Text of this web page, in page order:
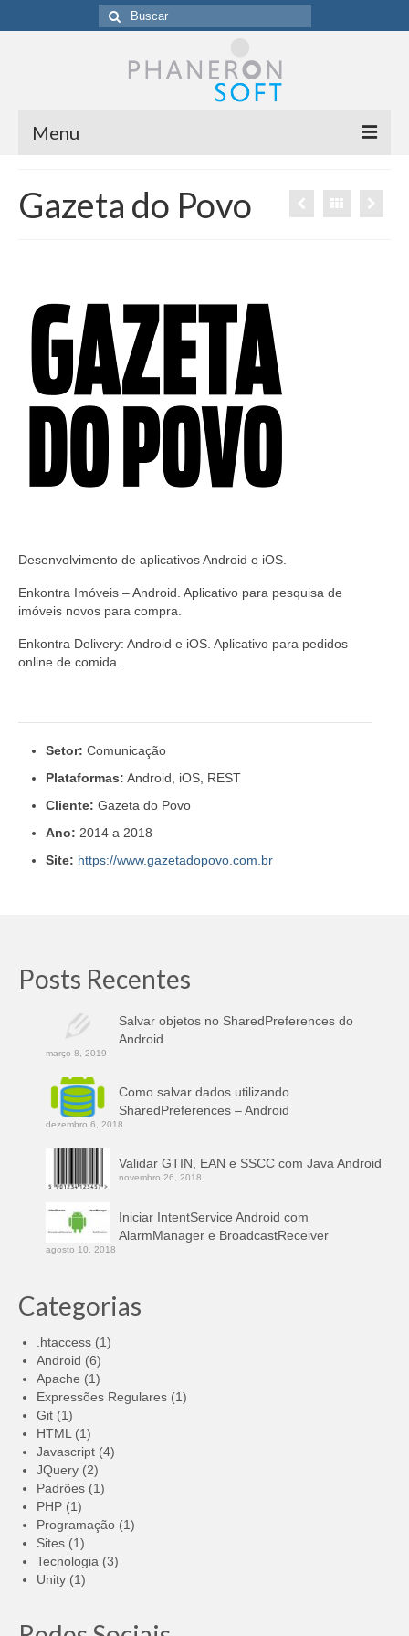
Buscar
por:
Menu
Sobre a Phaneronsoft
Contato
Gazeta do Povo
Desenvolvimento de aplicativos Android e iOS.
Enkontra Imóveis – Android. Aplicativo para pesquisa de
imóveis novos para compra.
Enkontra Delivery: Android e iOS. Aplicativo para pedidos
online de comida.
Setor: Comunicação
Plataformas: Android, iOS, REST
Cliente: Gazeta do Povo
Ano: 2014 a 2018
Site: https://www.gazetadopovo.com.br
Posts Recentes
Salvar objetos no SharedPreferences do
Android
março 8, 2019
Como salvar dados utilizando
SharedPreferences – Android
dezembro 6, 2018
Validar GTIN, EAN e SSCC com Java Android
novembro 26, 2018
Iniciar IntentService Android com
AlarmManager e BroadcastReceiver
agosto 10, 2018
Categorias
.htaccess (1)
Android (6)
Apache (1)
Expressões Regulares (1)
Git (1)
HTML (1)
Javascript (4)
JQuery (2)
Padrões (1)
PHP (1)
Programação (1)
Sites (1)
Tecnologia (3)
Unity (1)